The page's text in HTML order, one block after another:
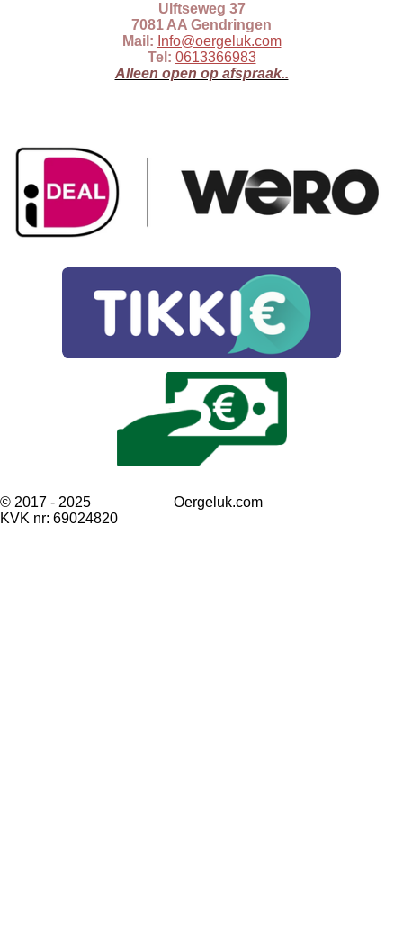
Ulftseweg 37
7081 AA Gendringen
Mail: Info@oergeluk.com
Tel: 0613366983
Alleen open op afspraak..
© 2017 - 2025 Oergeluk.com
KVK nr: 69024820